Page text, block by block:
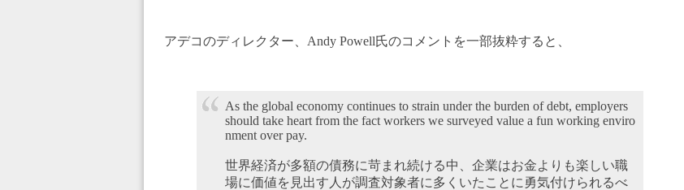
アデコのディレクター、Andy Powell氏のコメントを一部抜粋すると、
As the global economy continues to strain under the burden of debt, employers
should take heart from the fact workers we surveyed value a fun working enviro
nment over pay.
世界経済が多額の債務に苛まれ続ける中、企業はお金よりも楽しい職
場に価値を見出す人が調査対象者に多くいたことに勇気付けられるべ